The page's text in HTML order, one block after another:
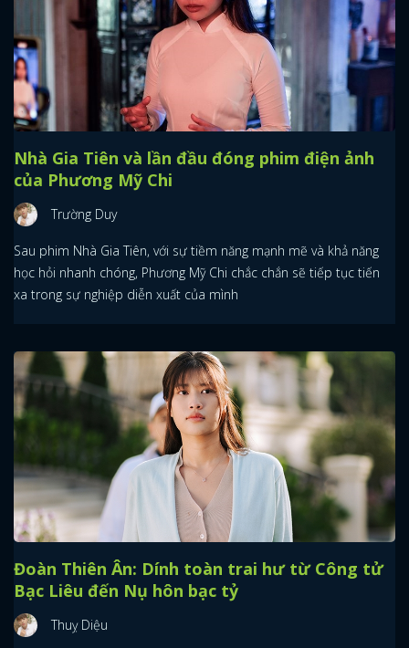
Nhà Gia Tiên và lần đầu đóng phim điện ảnh
của Phương Mỹ Chi
Trường Duy
Sau phim Nhà Gia Tiên, với sự tiềm năng mạnh mẽ và khả năng
học hỏi nhanh chóng, Phương Mỹ Chi chắc chắn sẽ tiếp tục tiến
xa trong sự nghiệp diễn xuất của mình
Đoàn Thiên Ân: Dính toàn trai hư từ Công tử
Bạc Liêu đến Nụ hôn bạc tỷ
Thuỵ Diệu